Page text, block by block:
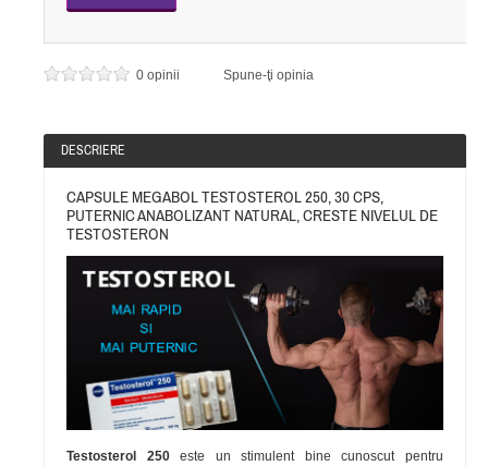
0 opinii Spune-ţi opinia
DESCRIERE
CAPSULE MEGABOL TESTOSTEROL 250, 30 CPS,
PUTERNIC ANABOLIZANT NATURAL, CRESTE NIVELUL DE
TESTOSTERON
Testosterol 250este un stimulent bine cunoscut pentru